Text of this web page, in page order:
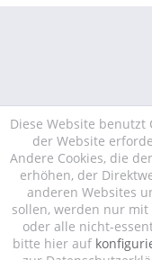
Diese Website
der Website
Andere Cookies, die
erhöhen, der
anderen Websites
sollen, werden nur
oder alle nicht-
bitte hier auf